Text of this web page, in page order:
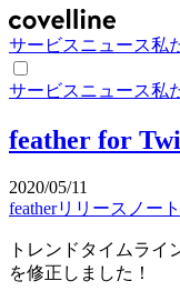
サービスニュース私
サービスニュース私
feather for
2020/05/11
featherリリースノート
トレンドタイムライ
を修正しました！